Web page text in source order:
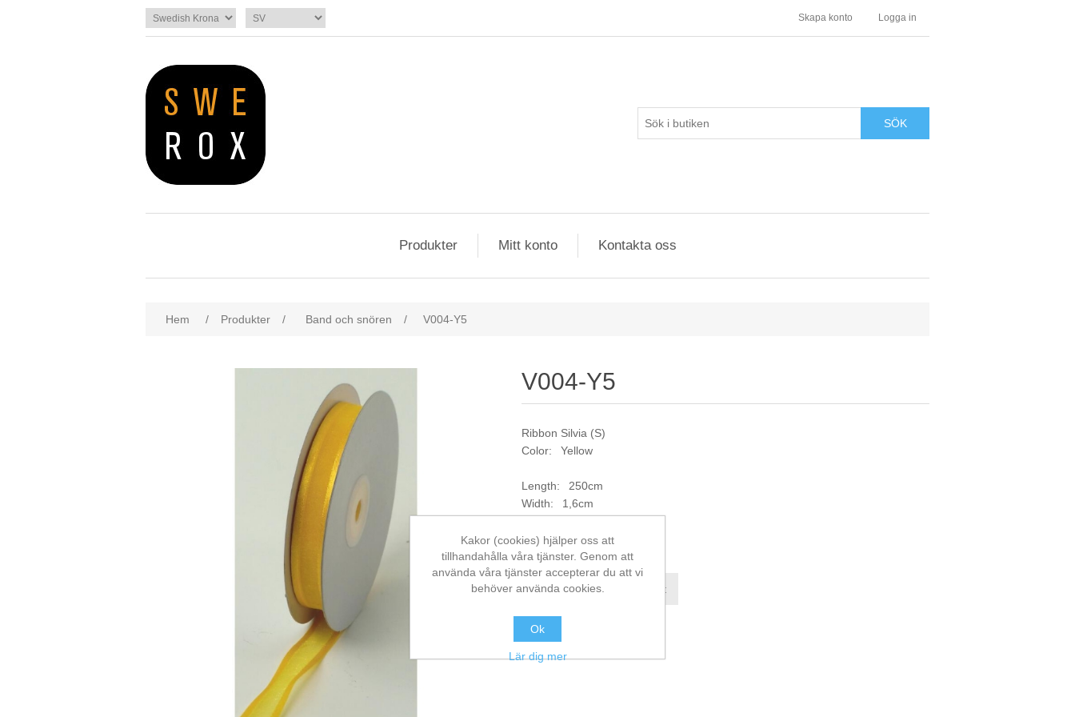
Skapa konto Logga in
SÖK
Produkter Mitt konto Kontakta oss
Hem / Produkter / Band och snören / V004-Y5
V004-Y5
Ribbon Silvia (S)
Color: Yellow
Length: 250cm
Width: 1,6cm
Artikelnr: V004-Y5
Jämför denna produkt
Kakor (cookies) hjälper oss att
tillhandahålla våra tjänster. Genom att
använda våra tjänster accepterar du att vi
behöver använda cookies.
Ok
Lär dig mer